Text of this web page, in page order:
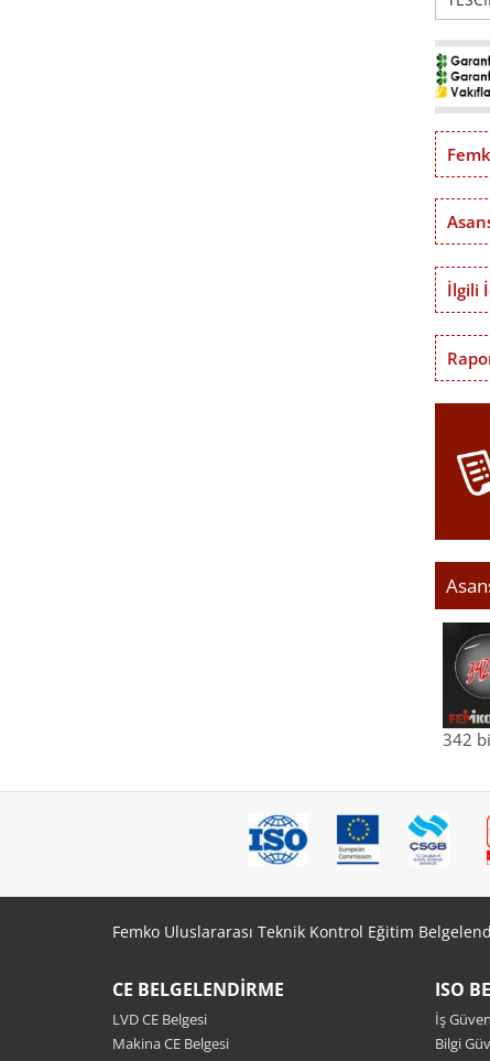
İlgili
342
Femko Uluslararası Teknik Kontrol Eğitim
CE BELGELENDIRME
LVD CE Belgesi
Makina CE Belgesi
ISO
İş
Bilgi